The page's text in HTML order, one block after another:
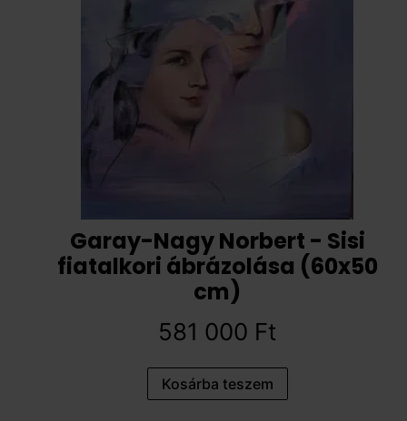
Garay-Nagy Norbert - Sisi
fiatalkori ábrázolása (60x50
cm)
581 000 Ft
Kosárba teszem